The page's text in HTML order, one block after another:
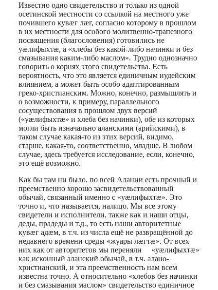
Известно одно свидетельство и только из одной
осетинской местности со ссылкой на местного уже
почившего кувæг лæг, согласно которому в прошлом
в их местности для особого молитвенно-трапезного
посвящения (благословения) готовились не
уæлифыхтæ, а «хлебы без какой-либо начинки и без
смазывания каким-либо маслом». Трудно однозначно
говорить о корнях этого свидетельства. Есть
вероятность, что это является единичным иудейским
влиянием, а может быть особо адаптированным
греко-христианским. Можно, конечно, размышлять и
о возможности, к примеру, параллельного
сосуществования в прошлом двух версий
(«уæлифыхтæ» и хлеба без начинки), обе из которых
могли быть изначально аланскими (арийскими), в
таком случае какая-то из этих версий, видимо,
старше, какая-то, соответственно, младше. В любом
случае, здесь требуется исследование, если, конечно,
это ещё возможно.
Как бы там ни было, по всей Алании есть прочный и
преемственно хорошо засвидетельствованный
обычай, связанный именно с «уæлифыхтæ». Это
точно и, что называется, налицо. Мы все этому
свидетели и исполнители, также как и наши отцы,
деды, прадеды и т.д., то есть наши авторитетные
кувæг адæм, в т.ч. из числа ещё не развращённой до
недавнего времени среды «жуары лæгтæ». От всех
них как от авторитетов мы переняли «уæлифыхтæ»
как исконный аланский обычай, в т.ч. алано-
христианский, и эта преемственность нам всем
известна точно. А относительно «хлебов без начинки
и без смазывания маслом» свидетельство единичное